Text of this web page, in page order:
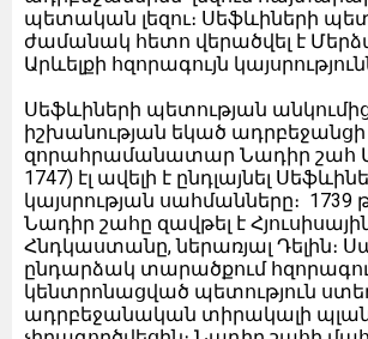
պետական լեզու։ Սեֆևիների
ժամանակ հետո վերածվել է
Արևելքի հզորագույն
Սեֆևիների պետության
իշխանության եկած
զորահրամանատար Նադիր շահ
1747) էլ ավելի է ընդլայնել
կայսրության սահմանները։
Նադիր շահը զավթել է
Հնդկաստանը, ներառյալ Դելին։
ընդարձակ տարածքում
կենտրոնացված պետություն
ադրբեջանական տիրակալի